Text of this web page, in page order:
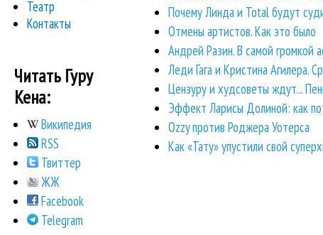
Почему Линда и Total будут
Отмены артистов. Как это было
Андрей Разин. В самой громкой
Леди Гага и Кристина Агилера.
Цензуру и худсоветы ждут...
Эффект Ларисы Долиной: как
Ozzy против Роджера Уотерса
Как «Тату» упустили свой
Театр
Контакты
Читать Гуру
Кена:
Википедия
RSS
Твиттер
ЖЖ
Facebook
Telegram